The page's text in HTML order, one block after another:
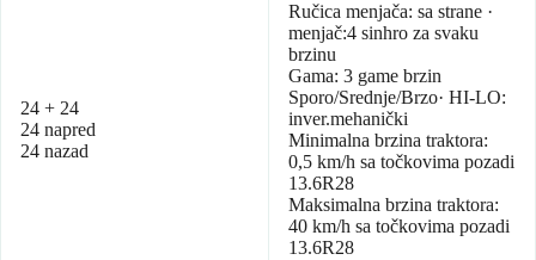
24 + 24
24 napred
24 nazad
Ručica menjača: sa strane ·
menjač:4 sinhro za svaku
brzinu
Gama: 3 game brzin
Sporo/Srednje/Brzo· HI-LO:
inver.mehanički
Minimalna brzina traktora:
0,5 km/h sa točkovima pozadi
13.6R28
Maksimalna brzina traktora:
40 km/h sa točkovima pozadi
13.6R28